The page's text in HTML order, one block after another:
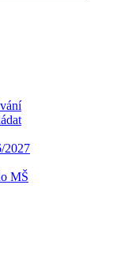
2027
MŠ